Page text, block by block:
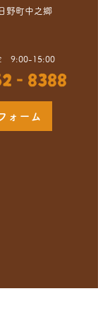
野町中之郷
9:00-15:00
- 8388
ォーム